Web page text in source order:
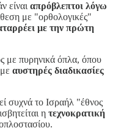
είναι απρόβλεπτοι λόγω
με "ορθολογικές"
με την πρώτη
με πυρηνικά όπλα, όπου
αυστηρές διαδικασίες
συχνά το Ισραήλ "έθνος
η τεχνοκρατική